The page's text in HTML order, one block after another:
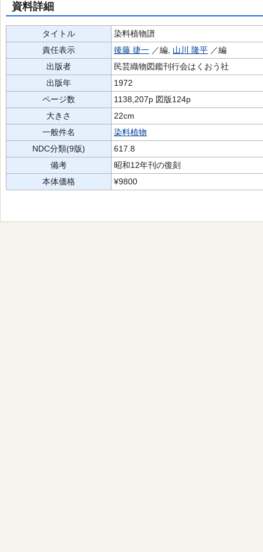
資料詳細
タイトル
染料植物譜
責任表示
後藤 捷一 ／編, 山川 隆平 ／編
出版者
民芸織物図鑑刊行会はくおう社
出版年
1972
ページ数
1138,207p 図版124p
大きさ
22cm
一般件名
染料植物
NDC分類(9版)
617.8
備考
昭和12年刊の復刻
本体価格
¥9800